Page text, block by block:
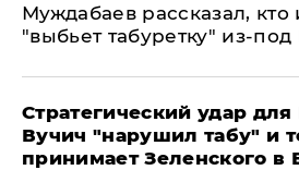
Муждабаев рассказал, кто
"выбьет табуретку" из-
Стратегический удар для
Вучич "нарушил табу" и
принимает Зеленского в